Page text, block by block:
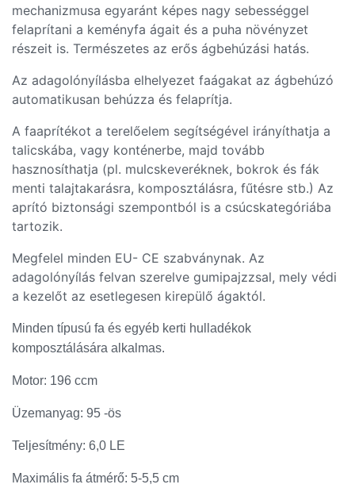
mechanizmusa egyaránt képes nagy sebességgel
felaprítani a keményfa ágait és a puha növényzet
részeit is. Természetes az erős ágbehúzási hatás.
Az adagolónyílásba elhelyezet faágakat az ágbehúzó
automatikusan behúzza és felaprítja.
A faaprítékot a terelőelem segítségével irányíthatja a
talicskába, vagy konténerbe, majd tovább
hasznosíthatja (pl. mulcskeveréknek, bokrok és fák
menti talajtakarásra, komposztálásra, fűtésre stb.) Az
aprító biztonsági szempontból is a csúcskategóriába
tartozik.
Megfelel minden EU- CE szabványnak. Az
adagolónyílás felvan szerelve gumipajzzsal, mely védi
a kezelőt az esetlegesen kirepülő ágaktól.
Minden típusú fa és egyéb kerti hulladékok
komposztálására alkalmas.
Motor: 196 ccm
Üzemanyag: 95 -ös
Teljesítmény: 6,0 LE
Maximális fa átmérő: 5-5,5 cm